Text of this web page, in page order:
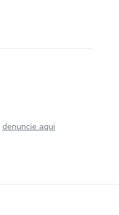
denuncie aqui